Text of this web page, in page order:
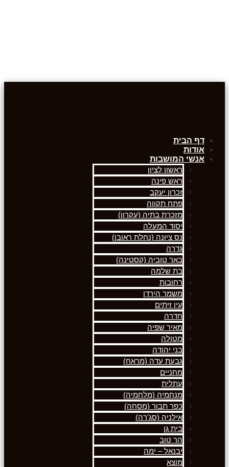
דף הבית
אודות
אנשי המושבות
ראשון לציון
ראש פינה
זכרון יעקב
פתח תקווה
מזכרת בתיה (עקרון)
יסוד המעלה
נס ציונה (נחלת ראובן)
גדרה
באר טוביה (קסטינה)
בת שלמה
רחובות
משמר הירדן
עין זיתים
חדרה
מאיר שפיה
מטולה
בני יהודה
גבעת עדה (מראח)
מחניים
עתלית
מנחמיה (מלחמיה)
כפר תבור (מסחה)
אילניה (סג'רה)
בית גן
הר טוב
יבנאל – ימה
מוצא